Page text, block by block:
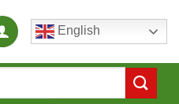
English